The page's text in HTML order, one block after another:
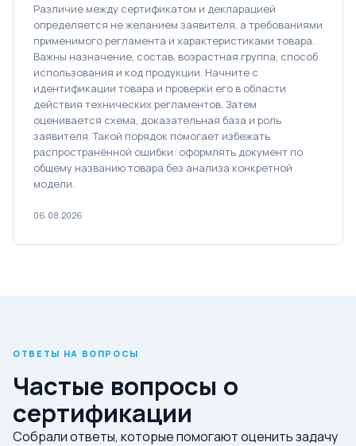
Различие между сертификатом и декларацией
определяется не желанием заявителя, а требованиями
применимого регламента и характеристиками товара.
Важны назначение, состав, возрастная группа, способ
использования и код продукции. Начните с
идентификации товара и проверки его в области
действия технических регламентов. Затем
оценивается схема, доказательная база и роль
заявителя. Такой порядок помогает избежать
распространённой ошибки: оформлять документ по
общему названию товара без анализа конкретной
модели.
06.08.2026
ОТВЕТЫ НА ВОПРОСЫ
Частые вопросы о
сертификации
Собрали ответы, которые помогают оценить задачу